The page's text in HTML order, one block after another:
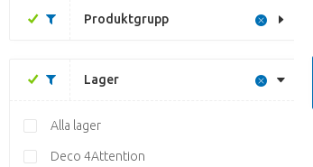
Produktgrupp
Lager
Alla lager
Deco 4Attention